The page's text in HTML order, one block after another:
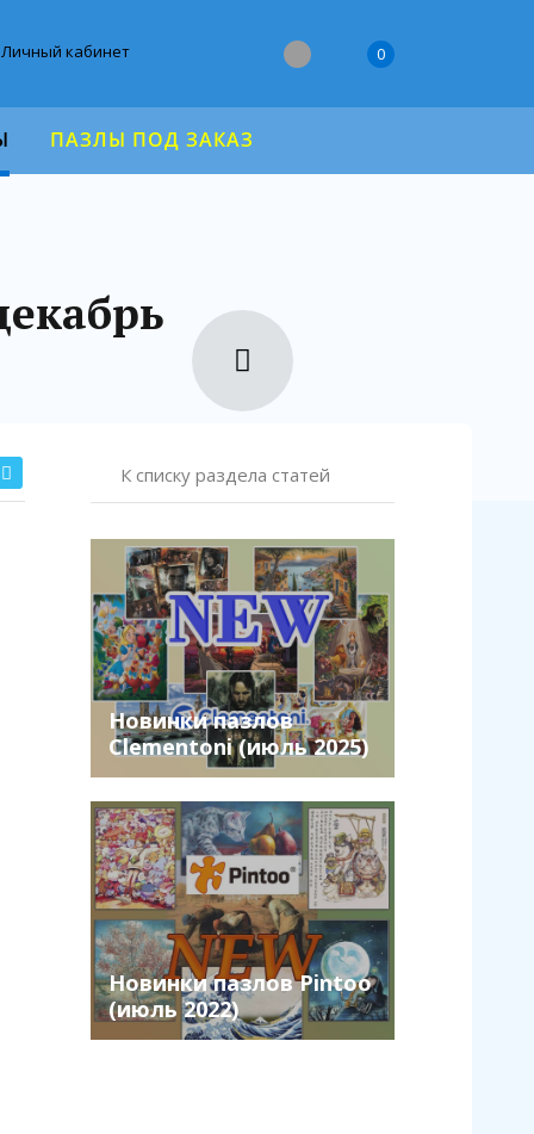
Личный кабинет 0
ПАЗЛЫ ПОД ЗАКАЗ
К списку раздела статей
Новинки пазлов
Clementoni (июль 2025)
Новинки пазлов Pintoo
(июль 2022)